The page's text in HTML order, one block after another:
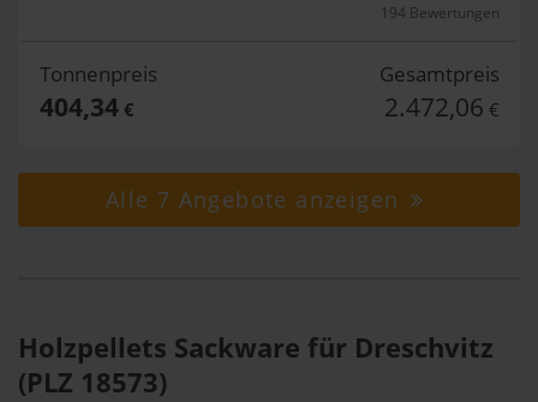
194 Bewertungen
Tonnenpreis
404,34€
Gesamtpreis
2.472,06 €
Alle 7 Angebote anzeigen
Holzpellets Sackware für Dreschvitz
(PLZ 18573)